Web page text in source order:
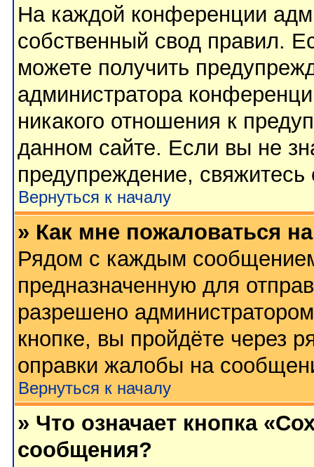
На каждой конференции
собственный свод правил.
можете получить
администратора
никакого отношения к
данном сайте. Если вы не
предупреждение,
Вернуться к началу
» Как мне пожаловаться
Рядом с каждым
предназначенную для
разрешено
кнопке, вы пройдёте через
оправки жалобы на
Вернуться к началу
» Что означает кнопка
сообщения?